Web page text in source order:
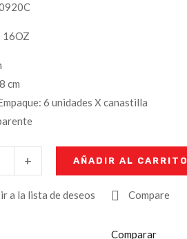
16OZ
cm
6 unidades X canastilla
+ AÑADIR AL CARRITO
a la lista de deseos Compare
Comparar